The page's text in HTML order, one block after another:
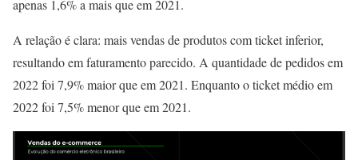
apenas 1,6% a mais que em 2021.
A relação é clara: mais vendas de produtos com ticket inferior,
resultando em faturamento parecido. A quantidade de pedidos em
2022 foi 7,9% maior que em 2021. Enquanto o ticket médio em
2022 foi 7,5% menor que em 2021.